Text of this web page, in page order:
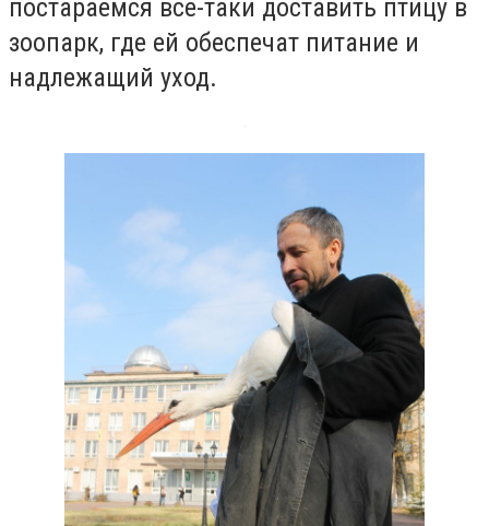
постараемся все-таки доставить птицу в
зоопарк, где ей обеспечат питание и
надлежащий уход.